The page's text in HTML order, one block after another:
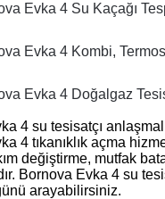
Evka 4 Su Kaçağı
Evka 4 Kombi,
Evka 4 Doğalgaz
4 su tesisatçı
4 tıkanıklık açma
değiştirme, mutfak
Bornova Evka 4 su
arayabilirsiniz.